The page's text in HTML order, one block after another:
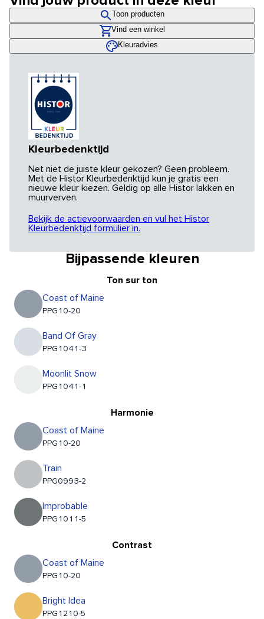
Toon producten
Vind een winkel
Kleuradvies
Kleurbedenktijd
Net niet de juiste kleur gekozen? Geen probleem.
Met de Histor Kleurbedenktijd kun je gratis een
nieuwe kleur kiezen. Geldig op alle Histor lakken en
muurverven.
Bekijk de actievoorwaarden en vul het Histor
Kleurbedenktijd formulier in.
Bijpassende kleuren
Ton sur ton
Coast of Maine
PPG10-20
Band Of Gray
PPG1041-3
Moonlit Snow
PPG1041-1
Harmonie
Coast of Maine
PPG10-20
Train
PPG0993-2
Improbable
PPG1011-5
Contrast
Coast of Maine
PPG10-20
Bright Idea
PPG1210-5